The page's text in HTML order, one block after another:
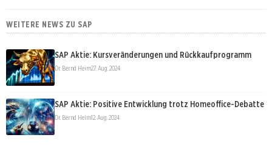
WEITERE NEWS ZU SAP
SAP Aktie: Kursveränderungen und Rückkaufprogramm
Dr. Bernd Heim27. Aug. 2024
SAP Aktie: Positive Entwicklung trotz Homeoffice-Debatte
Dr. Bernd Heim12. Aug. 2024